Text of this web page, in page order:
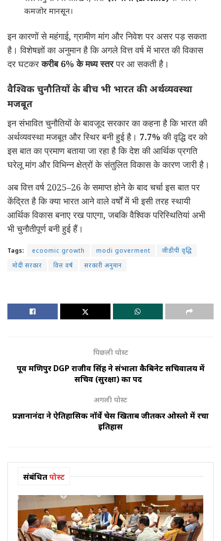
कमजोर मानसून।
इन कारणों से महंगाई, ग्रामीण मांग और निवेश पर असर पड़ सकता
है। विशेषज्ञों का अनुमान है कि अगले वित्त वर्ष में भारत की विकास
दर घटकरकरीब 6% के मध्य स्तरपर आ सकती है।
वैश्विक चुनौतियों के बीच भी भारत की अर्थव्यवस्था
मजबूत
इन संभावित चुनौतियों के बावजूद सरकार का कहना है कि भारत की
अर्थव्यवस्था मजबूत और स्थिर बनी हुई है। 7.7% की वृद्धि दर को
इस बात का प्रमाण बताया जा रहा है कि देश की आर्थिक प्रगति
घरेलू मांग और विभिन्न क्षेत्रों के संतुलित विकास के कारण जारी है।
अब वित्त वर्ष 2025–26 के समाप्त होने के बाद चर्चा इस बात पर
केंद्रित है कि क्या भारत आने वाले वर्षों में भी इसी तरह स्थायी
आर्थिक विकास बनाए रख पाएगा, जबकि वैश्विक परिस्थितियां अभी
भी चुनौतीपूर्ण बनी हुई हैं।
Tags: ecoomic growth modi goverment
जीडीपी वृद्धि
मोदी सरकार
वित्त वर्ष सरकारी अनुमान
पिछली पोस्ट
पूर्व मणिपुर DGP राजीव सिंह ने संभाला कैबिनेट सचिवालय में
सचिव (सुरक्षा) का पद
अगली पोस्ट
प्रज्ञानानंदा ने ऐतिहासिक नॉर्वे चेस खिताब जीतकर ओस्लो में रचा
इतिहास
संबंधितपोस्ट